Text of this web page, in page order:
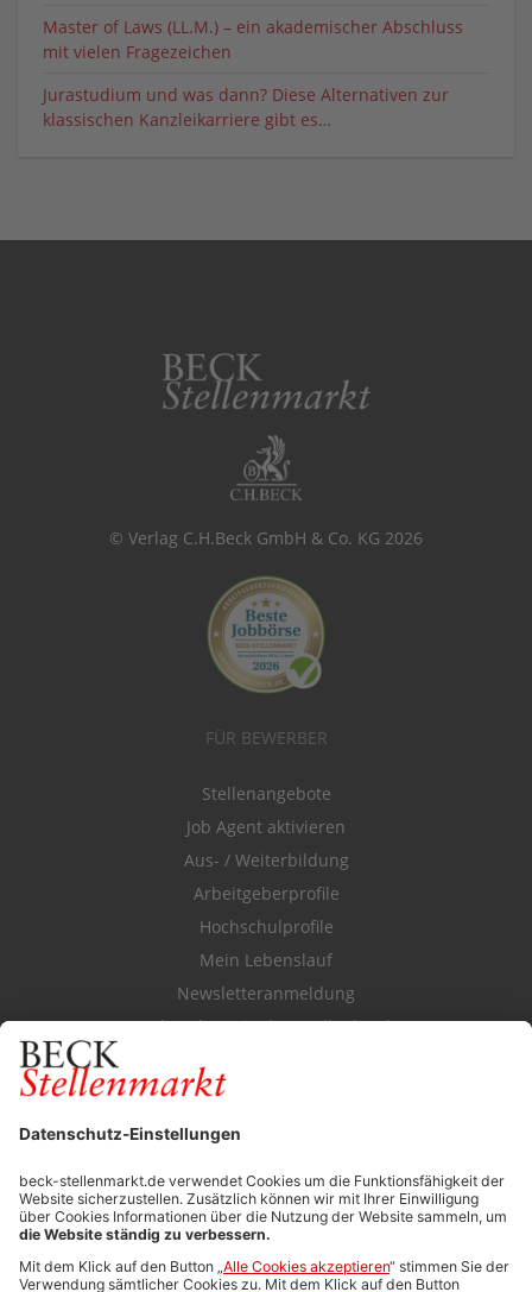
Master of Laws (LL.M.) – ein akademischer Abschluss
mit vielen Fragezeichen
Jurastudium und was dann? Diese Alternativen zur
klassischen Kanzleikarriere gibt es…
© Verlag C.H.Beck GmbH & Co. KG 2026
FÜR BEWERBER
Stellenangebote
Job Agent aktivieren
Aus- / Weiterbildung
Arbeitgeberprofile
Hochschulprofile
Mein Lebenslauf
Newsletteranmeldung
Durchsuchen Sie den Stellenkatalog
FÜR ARBEITGEBER
Stellenmarktpreise
Anzeigen-AGB
Media-Daten
Newsletteranmeldung
Produktübersicht